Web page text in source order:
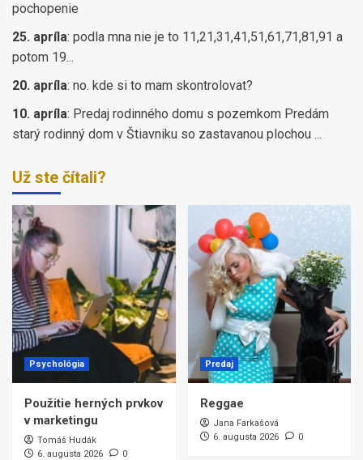
pochopenie
25. apríla: podla mna nie je to 11,21,31,41,51,61,71,81,91 a
potom 19...
20. apríla: no. kde si to mam skontrolovat?
10. apríla: Predaj rodinného domu s pozemkom Predám
starý rodinný dom v Štiavniku so zastavanou plochou ...
Už ste čítali?
Psychológia
Použitie herných prvkov
v marketingu
Tomáš Hudák
6. augusta 2026
0
Predaj
Reggae
Jana Farkašová
6. augusta 2026
0